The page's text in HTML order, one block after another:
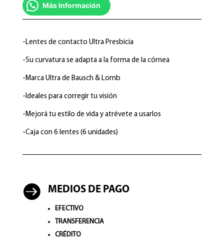
Más Información
-Lentes de contacto Ultra Presbicia
-Su curvatura se adapta a la forma de la córnea
-Marca Ultra de Bausch & Lomb
-Ideales para corregir tu visión
-Mejorá tu estilo de vida y atrévete a usarlos
-Caja con 6 lentes (6 unidades)
 MEDIOS DE PAGO
EFECTIVO
TRANSFERENCIA
CRÉDITO